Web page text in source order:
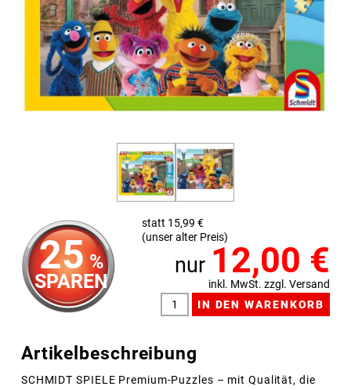
25 %
SPAREN
statt 15,99 €
(unser alter Preis)
nur 12,00 €
inkl. MwSt. zzgl. Versand
Artikelbeschreibung
SCHMIDT SPIELE Premium-Puzzles – mit Qualität, die